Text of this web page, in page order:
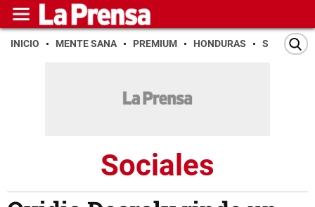
INICIO MENTE SANA PREMIUM HONDURAS SAN PEDRO
Sociales